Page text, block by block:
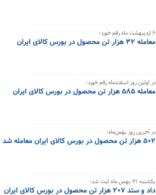
۶ اردیبهشت ماه رقم خورد؛
معامله ۳۲ هزار تن محصول در بورس کالای ایران
در اولین روز اسفندماه رقم خورد؛
معامله ۵۸۵ هزار تن محصول در بورس کالای ایران
در آخرین روز بهمن‌ماه؛
۵۰۲ هزار تن محصول در بورس کالای ایران معامله شد
یکشنبه ۲۱ بهمن ماه ثبت شد؛
داد و ستد ۲۰۷ هزار تن محصول در بورس کالای ایران